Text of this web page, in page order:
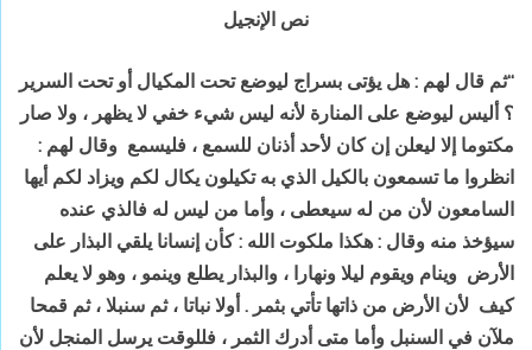
نص الإنجيل
“ثم قال لهم : هل يؤتى بسراج ليوضع تحت المكيال أو تحت السرير
؟ أليس ليوضع على المنارة لأنه ليس شيء خفي لا يظهر ، ولا صار
مكتوما إلا ليعلن إن كان لأحد أذنان للسمع ، فليسمع وقال لهم :
انظروا ما تسمعون بالكيل الذي به تكيلون يكال لكم ويزاد لكم أيها
السامعون لأن من له سيعطى ، وأما من ليس له فالذي عنده
سيؤخذ منه وقال : هكذا ملكوت الله : كأن إنسانا يلقي البذار على
الأرض وينام ويقوم ليلا ونهارا ، والبذار يطلع وينمو ، وهو لا يعلم
كيف لأن الأرض من ذاتها تأتي بثمر . أولا نباتا ، ثم سنبلا ، ثم قمحا
ملآن في السنبل وأما متى أدرك الثمر ، فللوقت يرسل المنجل لأن